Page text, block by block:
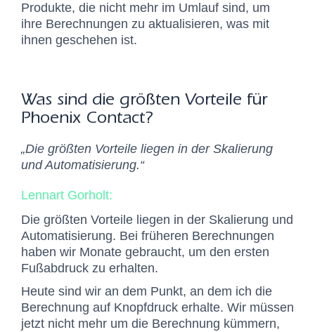
Produkte, die nicht mehr im Umlauf sind, um
ihre Berechnungen zu aktualisieren, was mit
ihnen geschehen ist.
Was sind die größten Vorteile für
Phoenix Contact?
„Die größten Vorteile liegen in der Skalierung
und Automatisierung.“
Lennart Gorholt:
Die größten Vorteile liegen in der Skalierung und
Automatisierung. Bei früheren Berechnungen
haben wir Monate gebraucht, um den ersten
Fußabdruck zu erhalten.
Heute sind wir an dem Punkt, an dem ich die
Berechnung auf Knopfdruck erhalte. Wir müssen
jetzt nicht mehr um die Berechnung kümmern,